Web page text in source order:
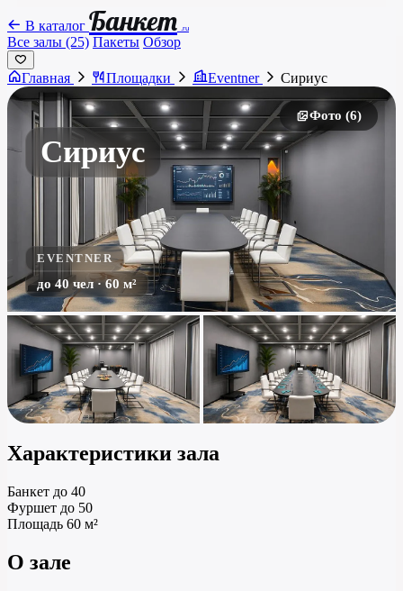
В каталог Банкет .ru
Все залы (25) Пакеты Обзор
Главная Площадки Eventner Сириус
Сириус
Фото (6)
EVENTNER
до 40 чел · 60 м²
Характеристики зала
Банкет до 40
Фуршет до 50
Площадь 60 м²
О зале